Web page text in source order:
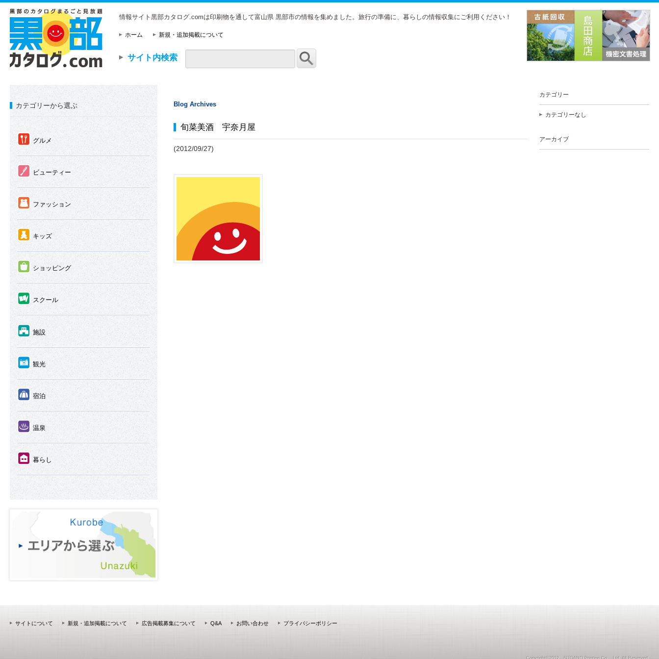
情報サイト黒部カタログ.comは印刷物を通して富山県 黒部市の情報を集めました。旅行の準備に、暮らしの情報収集にご利用ください！
ホーム 新規・追加掲載について
サイト内検索
カテゴリーから選ぶ
① グルメ
② ビューティー
③ ファッション
④ キッズ
⑤ ショッピング
⑥ スクール
⑦ 施設
⑧ 観光
⑨ 宿泊
⑩ 温泉
⑪ 暮らし
Blog Archives
旬菜美酒 宇奈月屋
(2012/09/27)
カテゴリー
カテゴリーなし
アーカイブ
サイトについて 新規・追加掲載について 広告掲載募集について Q&A お問い合わせ プライバシーポリシー